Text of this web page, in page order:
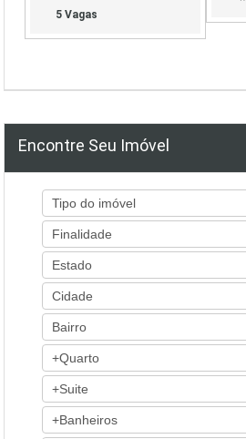
5 Vagas
Encontre Seu Imóvel